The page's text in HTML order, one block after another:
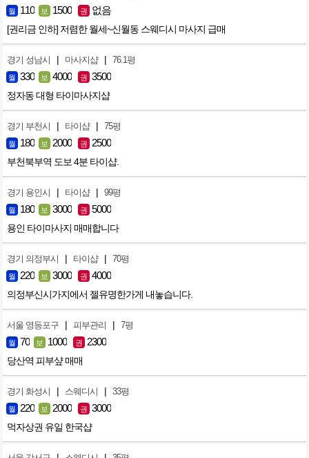
월 110 보 1500 권 없음
[권리금 인하] 저렴한 월세~신월동 스웨디시 마사지 급매
경기 성남시 | 마사지샵 | 76.1평
월 330 보 4000 권 3500
정자동 대형 타이마사지샵
경기 부천시 | 타이샵 | 75평
월 180 보 2000 권 2500
부천북부역 도보 4분 타이샵.
경기 용인시 | 타이샵 | 99평
월 180 보 3000 권 5000
용인 타이마사지 매매합니다
경기 의정부시 | 타이샵 | 70평
월 220 보 3000 권 4000
의정부신시가지에서 젤유명한가게 내놓습니다.
서울 영등포구 | 피부관리 | 7평
월 70 보 1000 권 2300
당산역 피부샾 매매
경기 화성시 | 스웨디시 | 33평
월 220 보 2000 권 3000
먹자상권 유일 한국샵